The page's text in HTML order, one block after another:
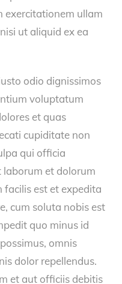
exercitationem ullam
ut aliquid ex ea
odio dignissimos
voluptatum
et quas
cupiditate non
qui officia
laborum et dolorum
facilis est et expedita
cum soluta nobis est
quo minus id
omnis
dolor repellendus.
et aut officiis debitis